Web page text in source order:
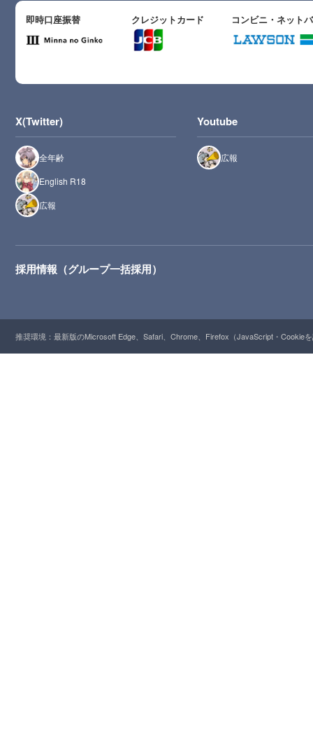
即時口座振替 クレジットカード コンビニ・ネット
X(Twitter)
全年齢
English R18
広報
Youtube
広報
採用情報（グループ一括採用）
推奨環境：最新版のMicrosoft Edge、Safari、Chrome、Firefox（JavaScript・Cookie